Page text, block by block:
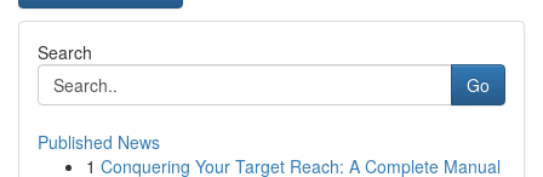
Search
Go
Published News
1 Conquering Your Target Reach: A Complete Manual